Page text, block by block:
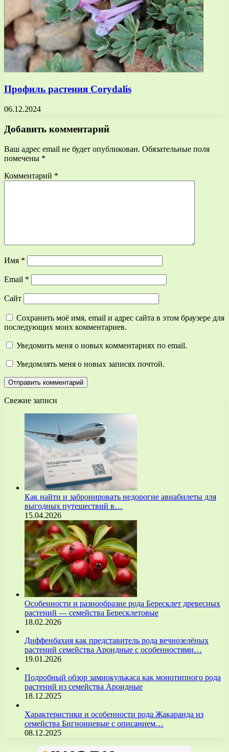
Профиль растения Corydalis
06.12.2024
Добавить комментарий
Ваш адрес email не будет опубликован. Обязательные поля
помечены *
Комментарий *
Имя *
Email *
Сайт
Сохранить моё имя, email и адрес сайта в этом браузере для
последующих моих комментариев.
Уведомить меня о новых комментариях по email.
Уведомлять меня о новых записях почтой.
Свежие записи
Как найти и забронировать недорогие авиабилеты для
выгодных путешествий в…
15.04.2026
Особенности и разнообразие рода Бересклет древесных
растений — семейства Бересклетовые
18.02.2026
Диффенбахия как представитель рода вечнозелёных
растений семейства Ароидные с особенностями…
19.01.2026
Подробный обзор замиокулькаса как монотипного рода
растений из семейства Ароидные
18.12.2025
Характеристики и особенности рода Жакаранда из
семейства Бигнониевые с описанием…
08.12.2025